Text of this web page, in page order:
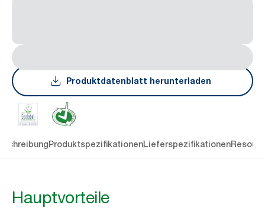
Produktdatenblatt herunterladen
ProduktspezifikationenLieferspezifikationen
Hauptvorteile